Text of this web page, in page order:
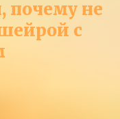
почему не
с